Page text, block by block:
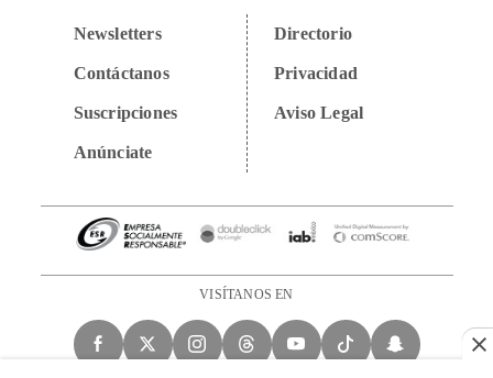
Newsletters
Contáctanos
Suscripciones
Anúnciate
Directorio
Privacidad
Aviso Legal
VISÍTANOS EN